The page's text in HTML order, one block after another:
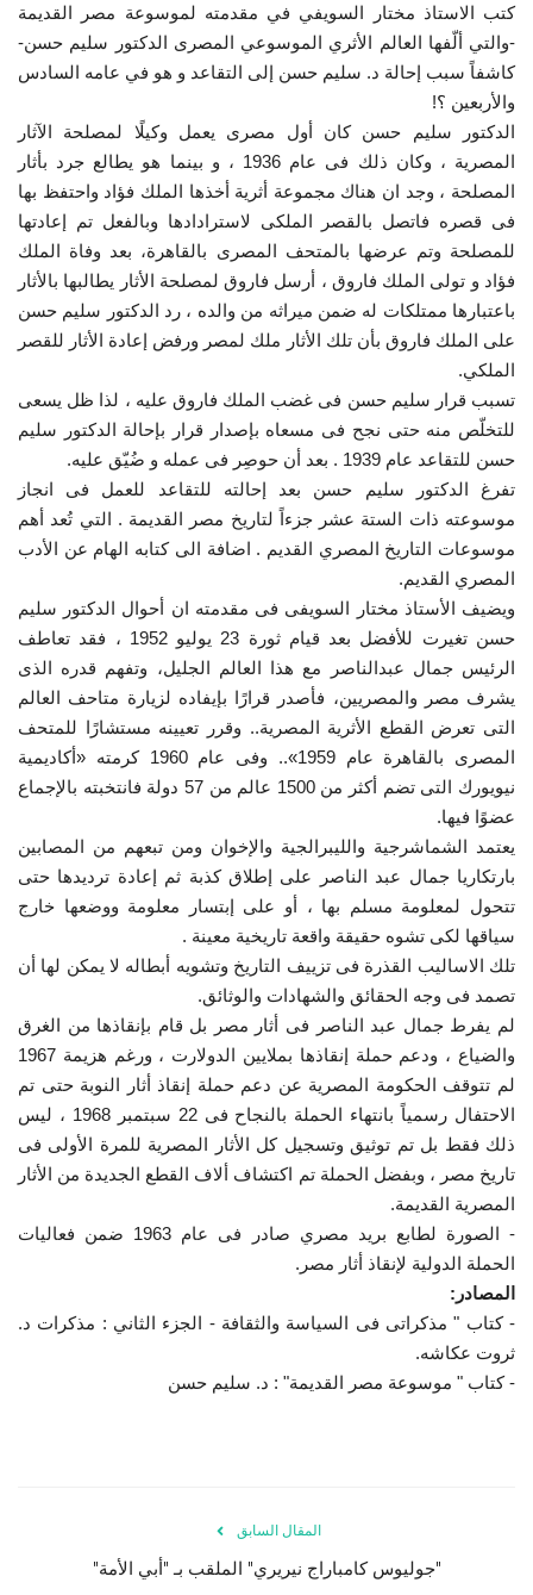
كتب الاستاذ مختار السويفي في مقدمته لموسوعة مصر القديمة
-والتي ألّفها العالم الأثري الموسوعي المصرى الدكتور سليم حسن-
كاشفاً سبب إحالة د. سليم حسن إلى التقاعد و هو في عامه السادس
والأربعين ؟!
الدكتور سليم حسن كان أول مصرى يعمل وكيلًا لمصلحة الآثار
المصرية ، وكان ذلك فى عام 1936 ، و بينما هو يطالع جرد بأثار
المصلحة ، وجد ان هناك مجموعة أثرية أخذها الملك فؤاد واحتفظ بها
فى قصره فاتصل بالقصر الملكى لاسترادادها وبالفعل تم إعادتها
للمصلحة وتم عرضها بالمتحف المصرى بالقاهرة، بعد وفاة الملك
فؤاد و تولى الملك فاروق ، أرسل فاروق لمصلحة الأثار يطالبها بالأثار
باعتبارها ممتلكات له ضمن ميراثه من والده ، رد الدكتور سليم حسن
على الملك فاروق بأن تلك الأثار ملك لمصر ورفض إعادة الأثار للقصر
الملكي.
تسبب قرار سليم حسن فى غضب الملك فاروق عليه ، لذا ظل يسعى
للتخلّص منه حتى نجح فى مسعاه بإصدار قرار بإحالة الدكتور سليم
حسن للتقاعد عام 1939 . بعد أن حوصِر فى عمله و ضُيّق عليه.
تفرغ الدكتور سليم حسن بعد إحالته للتقاعد للعمل فى انجاز
موسوعته ذات الستة عشر جزءاً لتاريخ مصر القديمة . التي تُعد أهم
موسوعات التاريخ المصري القديم . اضافة الى كتابه الهام عن الأدب
المصري القديم.
ويضيف الأستاذ مختار السويفى فى مقدمته ان أحوال الدكتور سليم
حسن تغيرت للأفضل بعد قيام ثورة 23 يوليو 1952 ، فقد تعاطف
الرئيس جمال عبدالناصر مع هذا العالم الجليل، وتفهم قدره الذى
يشرف مصر والمصريين، فأصدر قرارًا بإيفاده لزيارة متاحف العالم
التى تعرض القطع الأثرية المصرية.. وقرر تعيينه مستشارًا للمتحف
المصرى بالقاهرة عام 1959».. وفى عام 1960 كرمته «أكاديمية
نيويورك التى تضم أكثر من 1500 عالم من 57 دولة فانتخبته بالإجماع
عضوًا فيها.
يعتمد الشماشرجية والليبرالجية والإخوان ومن تبعهم من المصابين
بارتكاريا جمال عبد الناصر على إطلاق كذبة ثم إعادة ترديدها حتى
تتحول لمعلومة مسلم بها ، أو على إبتسار معلومة ووضعها خارج
سياقها لكى تشوه حقيقة واقعة تاريخية معينة .
تلك الاساليب القذرة فى تزييف التاريخ وتشويه أبطاله لا يمكن لها أن
تصمد فى وجه الحقائق والشهادات والوثائق.
لم يفرط جمال عبد الناصر فى أثار مصر بل قام بإنقاذها من الغرق
والضياع ، ودعم حملة إنقاذها بملايين الدولارت ، ورغم هزيمة 1967
لم تتوقف الحكومة المصرية عن دعم حملة إنقاذ أثار النوبة حتى تم
الاحتفال رسمياً بانتهاء الحملة بالنجاح فى 22 سبتمبر 1968 ، ليس
ذلك فقط بل تم توثيق وتسجيل كل الأثار المصرية للمرة الأولى فى
تاريخ مصر ، وبفضل الحملة تم اكتشاف ألاف القطع الجديدة من الأثار
المصرية القديمة.
- الصورة لطابع بريد مصري صادر فى عام 1963 ضمن فعاليات
الحملة الدولية لإنقاذ أثار مصر.
المصادر:
- كتاب " مذكراتى فى السياسة والثقافة - الجزء الثاني : مذكرات د.
ثروت عكاشه.
- كتاب " موسوعة مصر القديمة" : د. سليم حسن
المقال السابق
"جوليوس كامباراج نيريري" الملقب بـ "أبي الأمة"